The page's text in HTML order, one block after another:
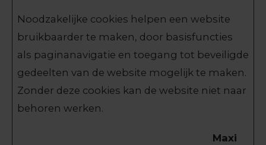
Noodzakelijke cookies helpen een website
bruikbaarder te maken, door basisfuncties
als paginanavigatie en toegang tot beveiligde
gedeelten van de website mogelijk te maken.
Zonder deze cookies kan de website niet naar
behoren werken.
Maxi